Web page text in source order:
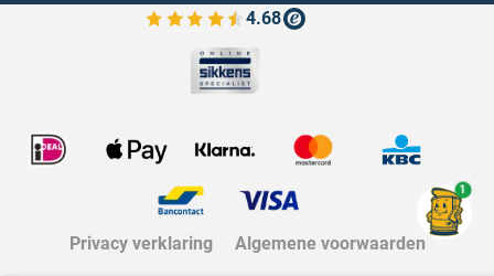
4.68
Bekijk de verfplaza beoordelingen
Privacy verklaring Algemene voorwaarden
1